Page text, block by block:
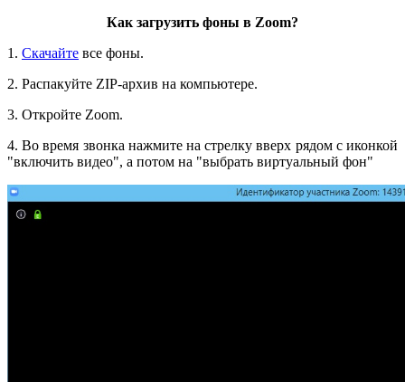
Как загрузить фоны в Zoom?
1. Скачайте все фоны.
2. Распакуйте ZIP-архив на компьютере.
3. Откройте Zoom.
4. Во время звонка нажмите на стрелку вверх рядом с иконкой
"включить видео", а потом на "выбрать виртуальный фон"